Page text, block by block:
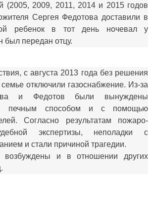
(2005, 2009, 2011, 2014 и 2015 годов
Сергея Федотова доставили в
ребенок в тот день ночевал у
был передан отцу.
с августа 2013 года без решения
семье отключили газоснабжение. Из-за
и Федотов были вынуждены
печным способом и с помощью
Согласно результатам пожаро-
экспертизы, неполадки с
и стали причиной трагедии.
возбуждены и в отношении других